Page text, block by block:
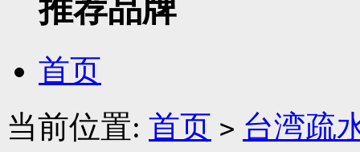
推荐品牌
首页
当前位置: 首页 > 台湾疏